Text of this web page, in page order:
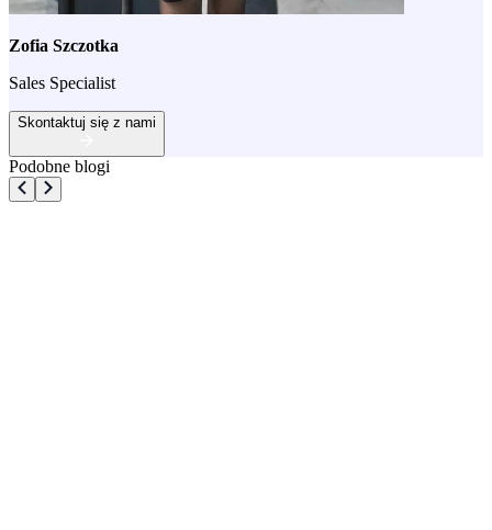
Zofia Szczotka
Sales Specialist
Skontaktuj się z nami
Podobne blogi